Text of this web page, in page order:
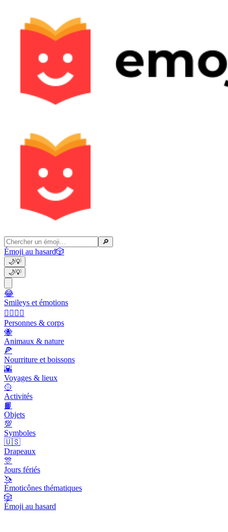
🔎
Émoji au hasard🎲
🌙💡
🌙💡
😂
Smileys et émotions
👩‍❤️‍💋‍👨
Personnes & corps
🐝
Animaux & nature
🍕
Nourriture et boissons
🌇
Voyages & lieux
🥎
Activités
📙
Objets
💯
Symboles
🇺🇸
Drapeaux
🎊
Jours fériés
🦄
Émoticônes thématiques
🎲
Émoji au hasard